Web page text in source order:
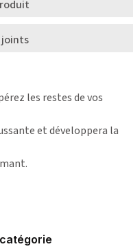
joints
les restes de vos
et développera la